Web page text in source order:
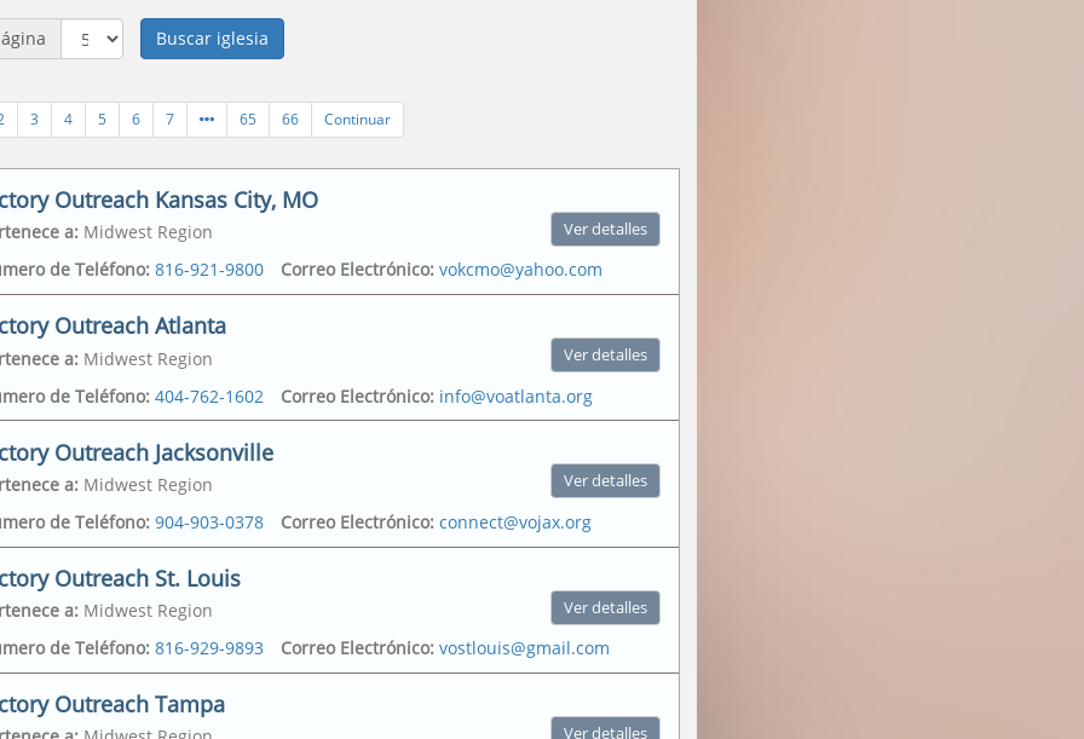
Buscar iglesia
3 4 5 6 7 65 66 Continuar
Outreach Kansas City, MO
a: Midwest Region
de Teléfono: 816-921-9800 Correo Electrónico: vokcmo@yahoo.com
Ver detalles
Ave
,64127-4430
Ave,
Outreach Atlanta
a: Midwest Region
de Teléfono: 404-762-1602 Correo Electrónico: info@voatlanta.org
Ver detalles
Pkwy Sw
6228
,
Outreach Jacksonville
a: Midwest Region
de Teléfono: 904-903-0378 Correo Electrónico: connect@vojax.org
Ver detalles
Avenue,
,32208
Lake Drive,
Outreach St. Louis
a: Midwest Region
de Teléfono: 816-929-9893 Correo Electrónico: vostlouis@gmail.com
Ver detalles
Outreach Tampa
Ver detalles